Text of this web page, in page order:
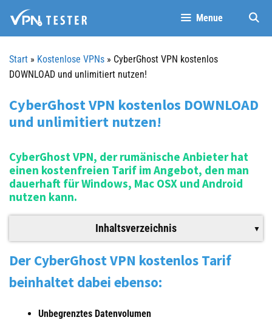
Springe
zum
Inhalt
Menue
Start » Kostenlose VPNs » CyberGhost VPN kostenlos
DOWNLOAD und unlimitiert nutzen!
CyberGhost VPN kostenlos DOWNLOAD
und unlimitiert nutzen!
CyberGhost VPN, der rumänische Anbieter hat
einen kostenfreien Tarif im Angebot, den man
dauerhaft für Windows, Mac OSX und Android
nutzen kann.
Inhaltsverzeichnis
Der CyberGhost VPN kostenlos Tarif
beinhaltet dabei ebenso:
Unbegrenztes Datenvolumen